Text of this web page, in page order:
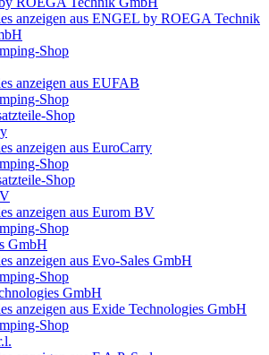
anzeigen aus ENGEL by ROEGA Technik
Shop
anzeigen aus EUFAB
Shop
Shop
anzeigen aus EuroCarry
Shop
Shop
anzeigen aus Eurom BV
Shop
GmbH
anzeigen aus Evo-Sales GmbH
Shop
GmbH
anzeigen aus Exide Technologies GmbH
Shop